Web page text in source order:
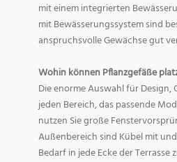
mit einem integrierten
mit Bewässerungssystem sind
anspruchsvolle Gewächse gut
Wohin können Pflanzgefäße
Die enorme Auswahl für
jeden Bereich, das passende
nutzen Sie große
Außenbereich sind Kübel mit
Bedarf in jede Ecke der Terrasse